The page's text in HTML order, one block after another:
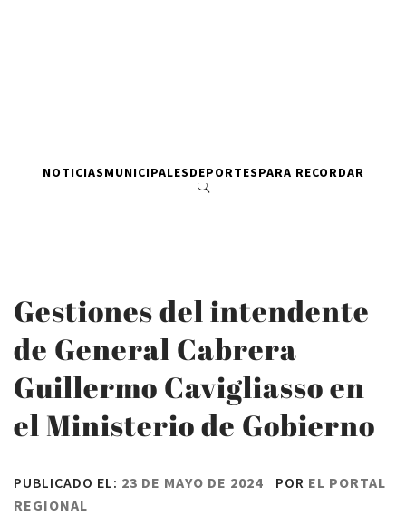
NOTICIASMUNICIPALESDEPORTESPARA RECORDAR
Gestiones del intendente
de General Cabrera
Guillermo Cavigliasso en
el Ministerio de Gobierno
PUBLICADO EL: 23 DE MAYO DE 2024 POR EL PORTAL
REGIONAL